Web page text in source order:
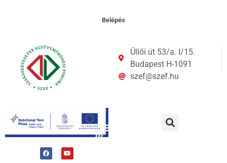
Belépés
Üllői út 53/a. I/15.
Budapest H-1091
szef@szef.hu